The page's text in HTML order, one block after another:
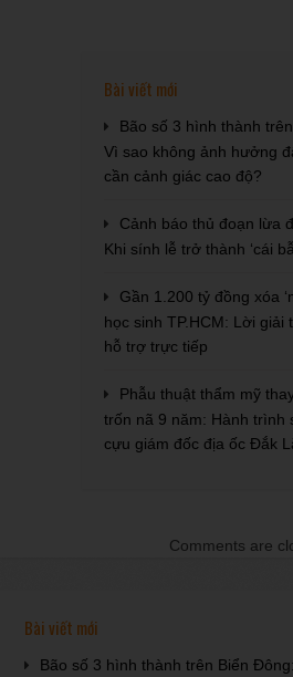
Bài viết mới
Bão số 3 hình thành
Vì sao không ảnh hưởng
cần cảnh giác cao độ?
Cảnh báo thủ đoạn lừa
Khi sính lễ trở thành ‘cái
Gần 1.200 tỷ đồng xóa
học sinh TP.HCM: Lời giải
hỗ trợ trực tiếp
Phẫu thuật thẩm mỹ
trốn nã 9 năm: Hành trình
cựu giám đốc địa ốc Đắk
Comments are
Bài viết mới
Bão số 3 hình thành trên Biển